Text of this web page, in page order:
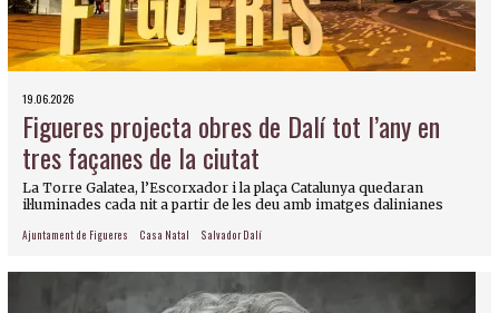
19.06.2026
Figueres projecta obres de Dalí tot l’any en
tres façanes de la ciutat
La Torre Galatea, l’Escorxador i la plaça Catalunya quedaran
il·luminades cada nit a partir de les deu amb imatges dalinianes
Ajuntament de Figueres Casa Natal Salvador Dalí